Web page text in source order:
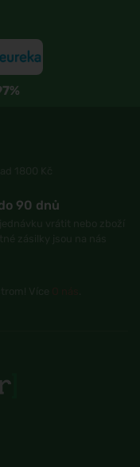
90 dnů